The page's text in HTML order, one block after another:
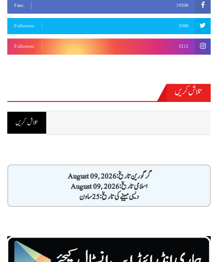
19200
Fans
5500
Followers
5212
Followers
تلاش کریں
گرگورین تاریخ: August 09, 2026
اسلامی تاریخ: August 09, 2026
دیسی مہینے کی تاریخ: 25 ساون